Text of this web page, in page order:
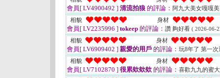
會員[ LV4900492 ] 清流拍狼 的評論： 阿九大美女嘎嘎
相貌
身材
會員[ LV2235996 ] tokeep 的評論： 讚 夠好看 ( 2026-06-
相貌 身材
會員[ LV6909402 ] 親愛的用戶 的評論： 玩8年了 第一
相貌
身材
會員[ LV7102870 ] 很累欸欸欸 的評論： 喜歡九九的蜜